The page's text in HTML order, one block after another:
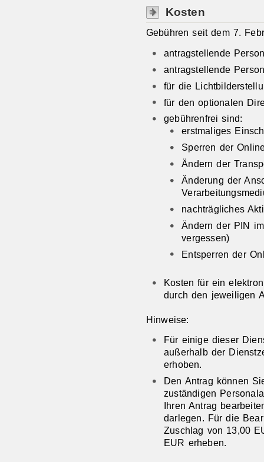
Kosten
Gebühren seit dem 7.
antragstellende
antragstellende
für die
für den optionalen
gebührenfrei sind:
erstmaliges
Sperren der
Ändern der
Änderung der
nachträgliches
Ändern der PIN
vergessen)
Entsperren der
Kosten für ein
durch den jeweiligen
Hinweise:
Für einige dieser
außerhalb der
erhoben.
Den Antrag können
zuständigen
Ihren Antrag
darlegen. Für die
Zuschlag von 13,00
EUR erheben.